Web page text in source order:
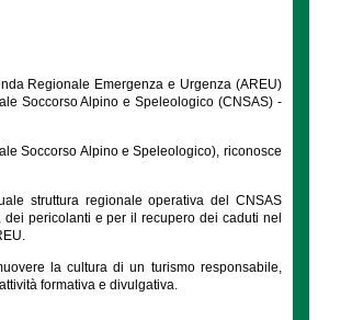
Regionale Emergenza e Urgenza (AREU)
Soccorso Alpino e Speleologico (CNSAS) -
Soccorso Alpino e Speleologico), riconosce
struttura regionale operativa del CNSAS
pericolanti e per il recupero dei caduti nel
la cultura di un turismo responsabile,
formativa e divulgativa.